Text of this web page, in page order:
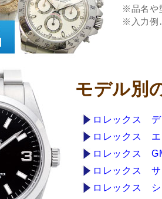
※品名や
※入力例
モデル別
ロレックス
ロレックス
ロレックス
ロレックス
ロレックス